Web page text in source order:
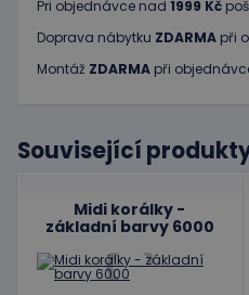
Pri objednávce nad 1999 Kč
Doprava nábytku ZDARMA při
Montáž ZDARMA při
Související
Midi korálky -
základní barvy 6000